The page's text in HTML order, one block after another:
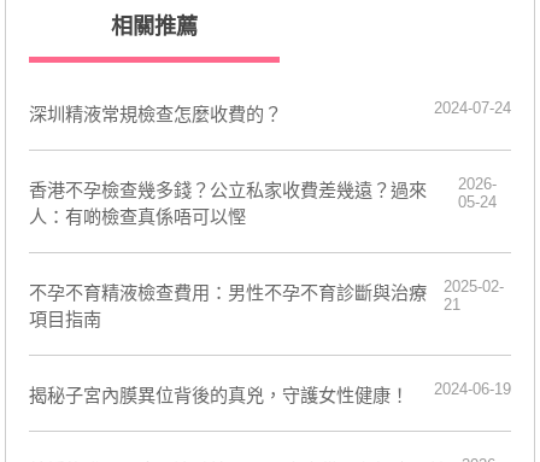
相關推薦
深圳精液常規檢查怎麼收費的？ 2024-07-24
香港不孕檢查幾多錢？公立私家收費差幾遠？過來
人：有啲檢查真係唔可以慳
2026-
05-24
不孕不育精液檢查費用：男性不孕不育診斷與治療
項目指南
2025-02-
21
揭秘子宮內膜異位背後的真兇，守護女性健康！ 2024-06-19